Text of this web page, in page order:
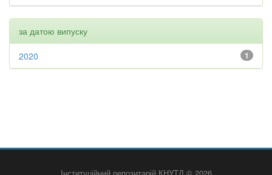
за датою випуску
1
2020